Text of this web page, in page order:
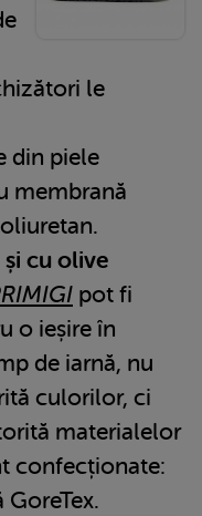
le
din piele
membrană
și cu olive
pot fi
o ieșire în
de iarnă, nu
culorilor, ci
materialelor
confecționate: